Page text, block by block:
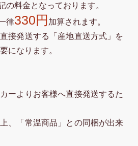
料金となっております。
律330円 加算されます。
接発送する「産地直送方式」を
になります。
ーよりお客様へ直接発送するた
、「常温商品」との同梱が出来